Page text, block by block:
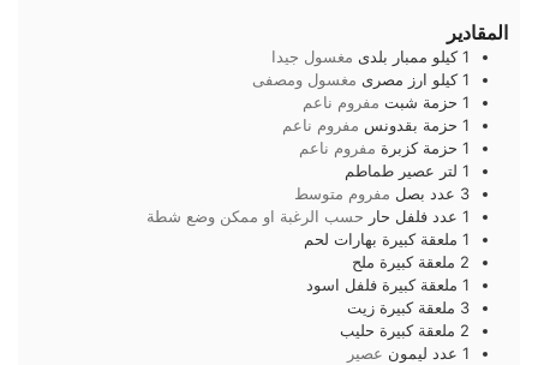
المقادير
1 كيلو ممبار بلدى مغسول جيدا
1 كيلو ارز مصرى مغسول ومصفى
1 حزمة شبت مفروم ناعم
1 حزمة بقدونس مفروم ناعم
1 حزمة كزبرة مفروم ناعم
1 لتر عصير طماطم
3 عدد بصل مفروم متوسط
1 عدد فلفل حار حسب الرغبة او ممكن وضع شطة
1 ملعقة كبيرة بهارات لحم
2 ملعقة كبيرة ملح
1 ملعقة كبيرة فلفل اسود
3 ملعقة كبيرة زيت
2 ملعقة كبيرة حليب
1 عدد ليمون عصير